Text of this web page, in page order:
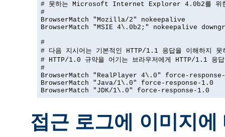
# 못하는 Microsoft Internet Explorer 4.0b2를 위
#
BrowserMatch "Mozilla/2" nokeepalive
BrowserMatch "MSIE 4\.0b2;" nokeepalive
#
# 다음 지시어는 기본적인 HTTP/1.1 응답을 이해하지 못
# HTTP/1.0 규약을 어기는 브라우저에게 HTTP/1.1 응
#
BrowserMatch "RealPlayer 4\.0" force-
BrowserMatch "Java/1\.0" force-response-1.0
BrowserMatch "JDK/1\.0" force-response-1.0
접근 로그에 이미지